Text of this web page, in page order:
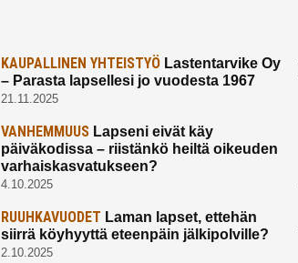
KAUPALLINEN YHTEISTYÖLastentarvike Oy
– Parasta lapsellesi jo vuodesta 1967
21.11.2025
VANHEMMUUSLapseni eivät käy
päiväkodissa – riistänkö heiltä oikeuden
varhaiskasvatukseen?
4.10.2025
RUUHKAVUODET Laman lapset, ettehän
siirrä köyhyyttä eteenpäin jälkipolville?
2.10.2025